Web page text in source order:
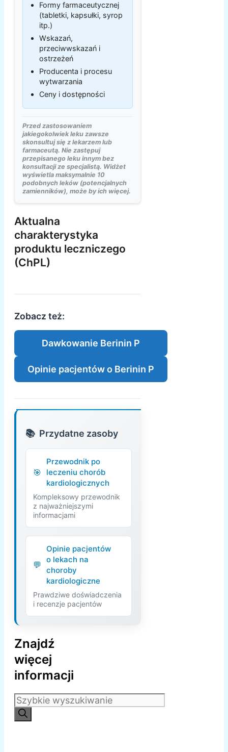
Formy farmaceutycznej
(tabletki, kapsułki, syrop
itp.)
Wskazań,
przeciwwskazań i
ostrzeżeń
Producenta i procesu
wytwarzania
Ceny i dostępności
Przed zastosowaniem
jakiegokolwiek leku zawsze
skonsultuj się z lekarzem lub
farmaceutą. Nie zastępuj
przepisanego leku innym bez
konsultacji ze specjalistą. Widżet
wyświetla maksymalnie 10
podobnych leków (potencjalnych
zamienników), może by ich więcej.
Aktualna
charakterystyka
produktu leczniczego
(ChPL)
Zobacz też:
Dawkowanie Berinin P
Opinie pacjentów o Berinin P
Przydatne zasoby
Przewodnik po
leczeniu chorób
kardiologicznych
Kompleksowy przewodnik
z najważniejszymi
informacjami
Opinie pacjentów
o lekach na
choroby
kardiologiczne
Prawdziwe doświadczenia
i recenzje pacjentów
Znajdź
więcej
informacji
Szukaj: